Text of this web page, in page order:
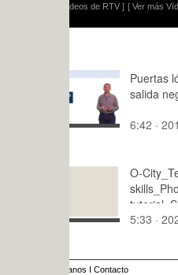
[ Ver más Vídeos didácticos ]
Puertas lógicas con
salida negada
6:42 · 2018
skills_Photography-
tutorial_Sesion07_TtL
5:33 · 2020